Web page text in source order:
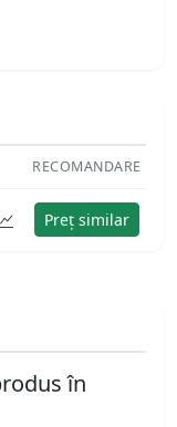
RECOMANDARE
Preț similar
în